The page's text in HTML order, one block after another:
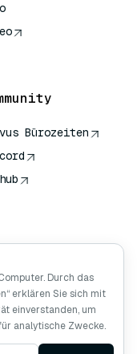
Bürozeiten
Durch das
erklären Sie sich mit
einverstanden, um
analytische Zwecke.